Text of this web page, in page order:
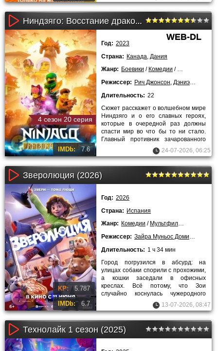
Ниндзяго: Восстание драконов (2023)
4 сезон 20 серия
IMDb: 7.6
WEB-DL
Год: 2023
Страна: Канада Дания
Жанр: Боевики / Комедии / Мультфильмы
Режиссер: Рич Джонсон, Дэниэл Ифи
Длительность: 22
Сюжет расскажет о волшебном мире
Ниндзяго и о его славных героях,
которые в очередной раз должны
спасти мир во что бы то ни стало.
Главный противник зачарованного
мира собирается найти всех24-07-2026, 06:25
Зверолюция (2026)
KP: 5.787
IMDb: 6.7
Год: 2026
Страна: Испания
Жанр: Комедии / Мультфильмы
Режиссер:
Зайра Муньос Домингес
Длительность: 1 ч 34 мин
Город погрузился в абсурд: на
улицах собаки спорили с прохожими,
а кошки заседали в офисных
креслах. Всё потому, что Зои
случайно коснулась чужеродного
вещества, которое переписало ДНК.
Её
13-07-2026, 08:47
Технолайк 1 сезон (2025)